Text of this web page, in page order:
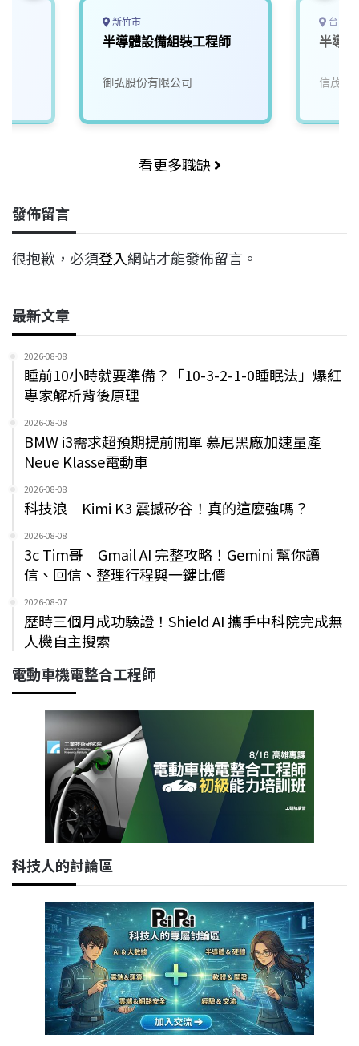
新竹市
半導體設備組裝工程師
御弘股份有限公司
台南
半導
信茂科
看更多職缺
發佈留言
很抱歉，必須登入網站才能發佈留言。
最新文章
2026-08-08
睡前10小時就要準備？「10-3-2-1-0睡眠法」爆紅
專家解析背後原理
2026-08-08
BMW i3需求超預期提前開單 慕尼黑廠加速量產
Neue Klasse電動車
2026-08-08
科技浪｜Kimi K3 震撼矽谷！真的這麼強嗎？
2026-08-08
3c Tim哥｜Gmail AI 完整攻略！Gemini 幫你讀
信、回信、整理行程與一鍵比價
2026-08-07
歷時三個月成功驗證！Shield AI 攜手中科院完成無
人機自主搜索
電動車機電整合工程師
科技人的討論區